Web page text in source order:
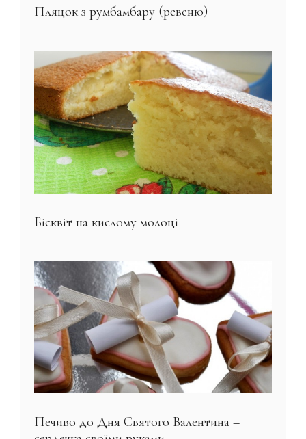
Пляцок з румбамбару (ревеню)
Бісквіт на кислому молоці
Печиво до Дня Святого Валентина –